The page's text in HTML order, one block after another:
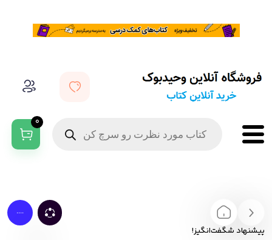
0
....
پیشنهاد شگفت‌انگیز!